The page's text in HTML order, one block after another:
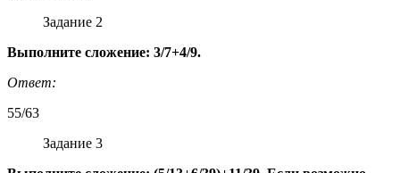
Задание 2
Выполните сложение: 3/7+4/9.
Ответ:
55/63
Задание 3